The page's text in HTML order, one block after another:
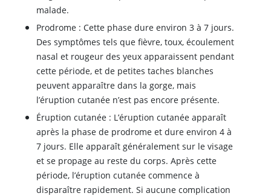
malade.
Prodrome : Cette phase dure environ 3 à 7 jours.
Des symptômes tels que fièvre, toux, écoulement
nasal et rougeur des yeux apparaissent pendant
cette période, et de petites taches blanches
peuvent apparaître dans la gorge, mais
l’éruption cutanée n’est pas encore présente.
Éruption cutanée : L’éruption cutanée apparaît
après la phase de prodrome et dure environ 4 à
7 jours. Elle apparaît généralement sur le visage
et se propage au reste du corps. Après cette
période, l’éruption cutanée commence à
disparaître rapidement. Si aucune complication